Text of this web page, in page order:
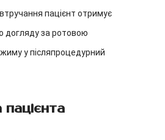
пацієнт отримує
догляду за ротовою
у післяпроцедурний
пацієнта